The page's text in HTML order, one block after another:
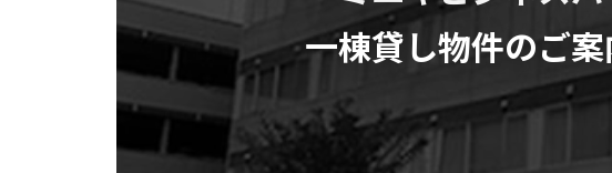
一棟貸し物件のご